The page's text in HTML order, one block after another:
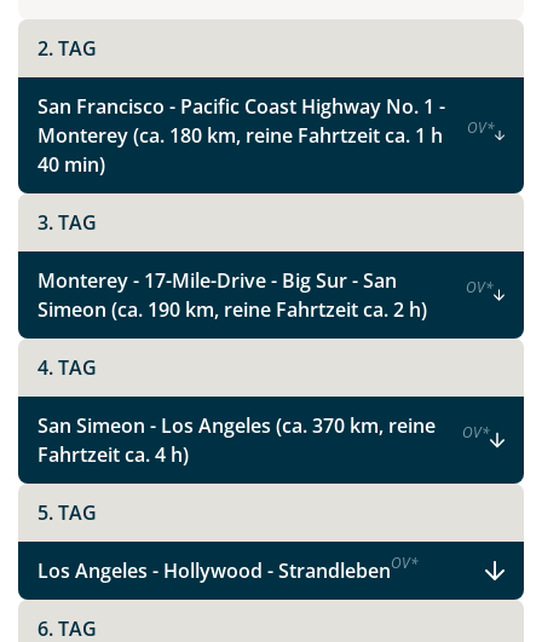
Teile diese Reise
Vollständig wird eine Reise in den Westen der USA erst
mit einem Besuch der spektakulären Schluchten und
unwirklich scheinenden Felsformationen des
imposanten Grand Canyon, das ikonische Wahrzeichen
des Südwestens.
Ein nicht weniger beeindruckender und äußerst
fotogener Park und für viele das Kalifornien-Highlight
ist der Yosemite Nationalpark. Mit seinen gigantischen
Felsformationen, tosenden Wasserfällen und dunklen
Wäldern zählt er zu den schönsten Nationalparks im
Westen der USA.
Lassen Sie sich ein auf das Abenteuer West USA, und
setzen Sie Ihrem Traumziel keine Grenzen. Vertrauen
Sie unserer jahrelangen persönlichen Reiseerfahrung
und unseren Zielgebietskenntnissen, und planen Sie
Ihre Reise mit uns nach Ihren ganz persönlichen und
individuellen Wünschen und Vorstellungen. Wir
beraten Sie gerne!
2. TAG
San Francisco - Pacific Coast Highway No. 1 -
Monterey (ca. 180 km, reine Fahrtzeit ca. 1 h
40 min)
OV*
3. TAG
Monterey - 17-Mile-Drive - Big Sur - San
Simeon (ca. 190 km, reine Fahrtzeit ca. 2 h)
OV*
4. TAG
San Simeon - Los Angeles (ca. 370 km, reine
Fahrtzeit ca. 4 h)
OV*
5. TAG
Los Angeles - Hollywood - StrandlebenOV*
6. TAG